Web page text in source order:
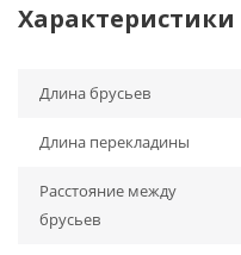
Характеристики
Длина брусьев
Длина перекладины
Расстояние между
брусьев